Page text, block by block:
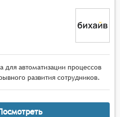
для автоматизации процессов
развития сотрудников.